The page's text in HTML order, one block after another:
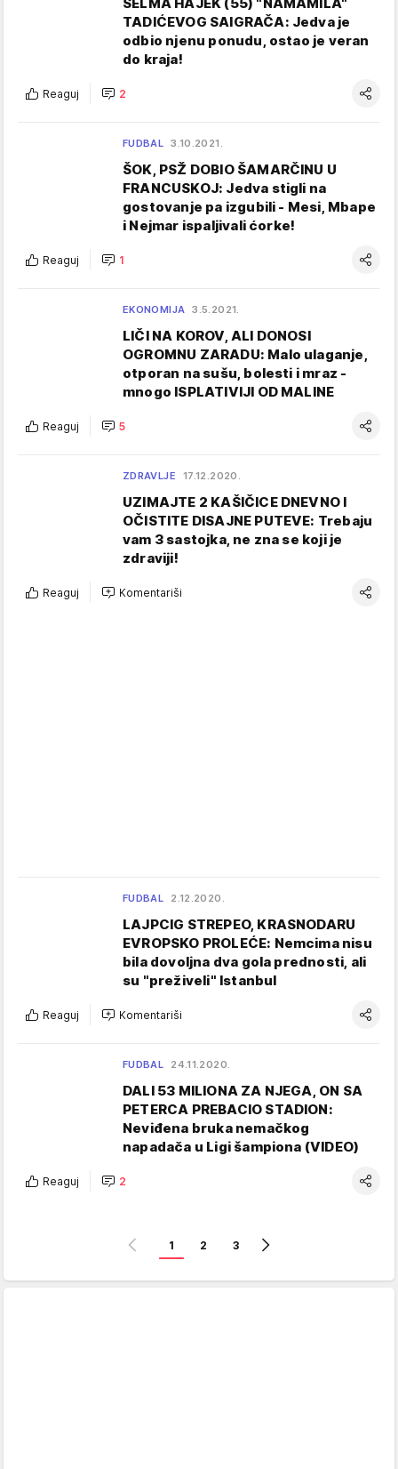
TADIĆEVOG SAIGRAČA: Jedva je
odbio njenu ponudu, ostao je veran
do kraja!
Reaguj 2
FUDBAL 3.10.2021.
ŠOK, PSŽ DOBIO ŠAMARČINU U
FRANCUSKOJ: Jedva stigli na
gostovanje pa izgubili - Mesi, Mbape
i Nejmar ispaljivali ćorke!
Reaguj 1
EKONOMIJA 3.5.2021.
LIČI NA KOROV, ALI DONOSI
OGROMNU ZARADU: Malo ulaganje,
otporan na sušu, bolesti i mraz -
mnogo ISPLATIVIJI OD MALINE
Reaguj 5
ZDRAVLJE 17.12.2020.
UZIMAJTE 2 KAŠIČICE DNEVNO I
OČISTITE DISAJNE PUTEVE: Trebaju
vam 3 sastojka, ne zna se koji je
zdraviji!
Reaguj Komentariši
FUDBAL 2.12.2020.
LAJPCIG STREPEO, KRASNODARU
EVROPSKO PROLEĆE: Nemcima nisu
bila dovoljna dva gola prednosti, ali
su "preživeli" Istanbul
Reaguj Komentariši
FUDBAL 24.11.2020.
DALI 53 MILIONA ZA NJEGA, ON SA
PETERCA PREBACIO STADION:
Neviđena bruka nemačkog
napadača u Ligi šampiona (VIDEO)
Reaguj 2
1 2 3